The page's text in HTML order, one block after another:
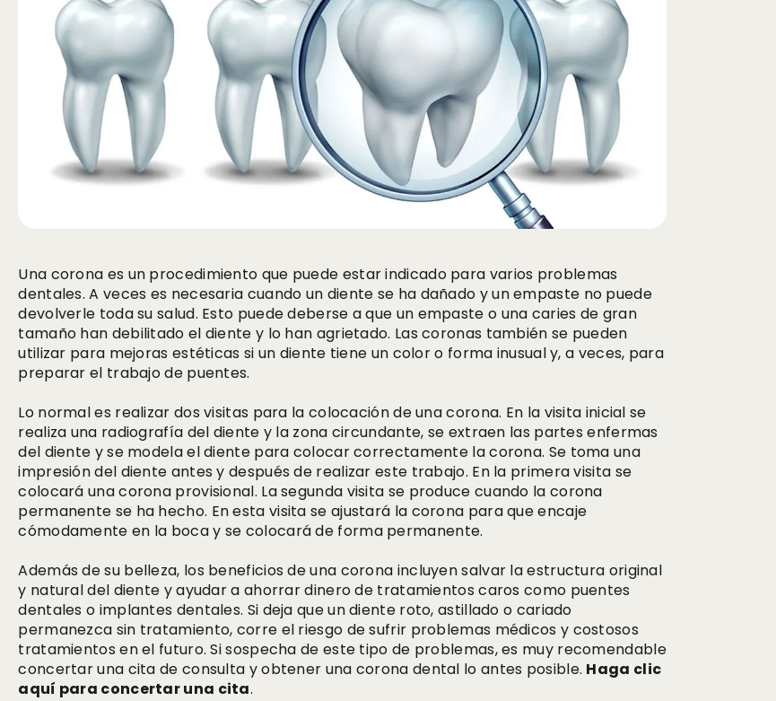
Una corona es un procedimiento que puede estar indicado para varios problemas
dentales. A veces es necesaria cuando un diente se ha dañado y un empaste no puede
devolverle toda su salud. Esto puede deberse a que un empaste o una caries de gran
tamaño han debilitado el diente y lo han agrietado. Las coronas también se pueden
utilizar para mejoras estéticas si un diente tiene un color o forma inusual y, a veces, para
preparar el trabajo de puentes.
Lo normal es realizar dos visitas para la colocación de una corona. En la visita inicial se
realiza una radiografía del diente y la zona circundante, se extraen las partes enfermas
del diente y se modela el diente para colocar correctamente la corona. Se toma una
impresión del diente antes y después de realizar este trabajo. En la primera visita se
colocará una corona provisional. La segunda visita se produce cuando la corona
permanente se ha hecho. En esta visita se ajustará la corona para que encaje
cómodamente en la boca y se colocará de forma permanente.
Además de su belleza, los beneficios de una corona incluyen salvar la estructura original
y natural del diente y ayudar a ahorrar dinero de tratamientos caros como puentes
dentales o implantes dentales. Si deja que un diente roto, astillado o cariado
permanezca sin tratamiento, corre el riesgo de sufrir problemas médicos y costosos
tratamientos en el futuro. Si sospecha de este tipo de problemas, es muy recomendable
concertar una cita de consulta y obtener una corona dental lo antes posible. Haga clic
aquí para concertar una cita.